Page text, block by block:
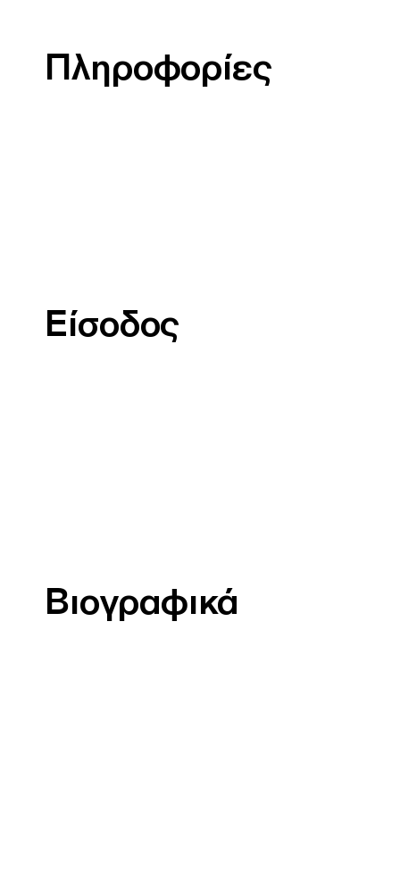
Πληροφορίες
Είσοδος
Βιογραφικά